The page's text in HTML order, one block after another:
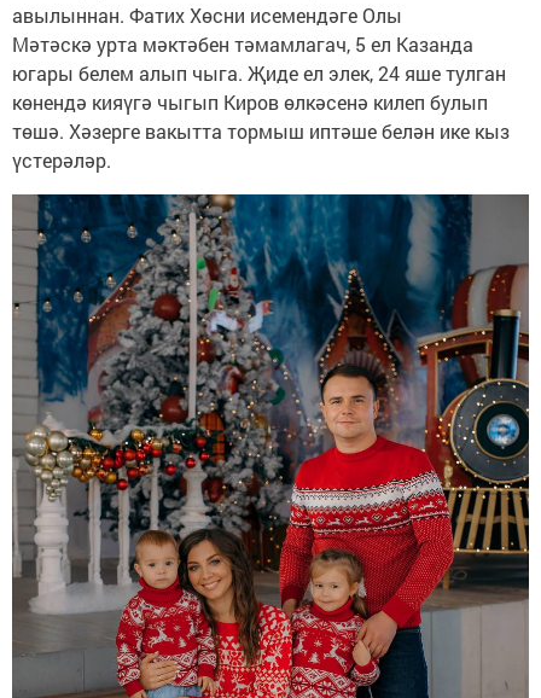
авылыннан. Фатих Хөсни исемендәге Олы
Мәтәскә урта мәктәбен тәмамлагач, 5 ел Казанда
югары белем алып чыга. Җиде ел элек, 24 яше тулган
көнендә кияүгә чыгып Киров өлкәсенә килеп булып
төшә. Хәзерге вакытта тормыш иптәше белән ике кыз
үстерәләр.